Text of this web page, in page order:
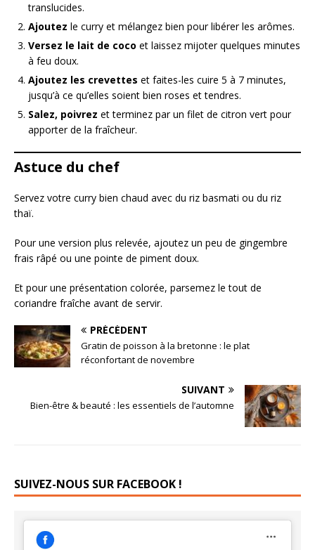
translucides.
Ajoutez le curry et mélangez bien pour libérer les arômes.
Versez le lait de coco et laissez mijoter quelques minutes
à feu doux.
Ajoutez les crevettes et faites-les cuire 5 à 7 minutes,
jusqu’à ce qu’elles soient bien roses et tendres.
Salez, poivrez et terminez par un filet de citron vert pour
apporter de la fraîcheur.
Astuce du chef
Servez votre curry bien chaud avec du riz basmati ou du riz
thaï.
Pour une version plus relevée, ajoutez un peu de gingembre
frais râpé ou une pointe de piment doux.
Et pour une présentation colorée, parsemez le tout de
coriandre fraîche avant de servir.
PRÉCÉDENT
Gratin de poisson à la bretonne : le plat
réconfortant de novembre
SUIVANT
Bien-être & beauté : les essentiels de l’automne
SUIVEZ-NOUS SUR FACEBOOK !